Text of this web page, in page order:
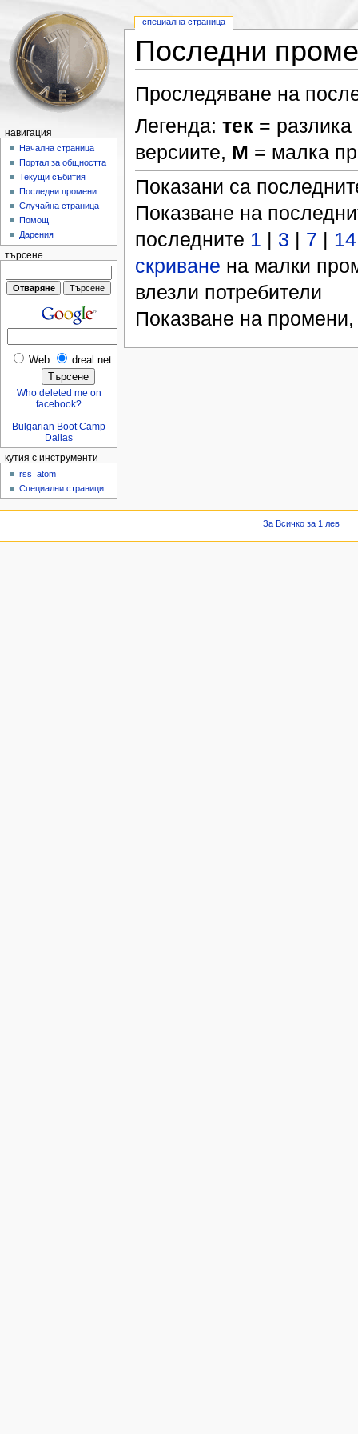
Последни
Проследяване на
Легенда: тек= разлика
версиите, М = малка
Показани са
Показване на
последните 1 | 3 | 7 | 14
скриване на малки
влезли потребители
Показване на
специална страница
навигация
Начална страница
Портал за общността
Текущи събития
Последни промени
Случайна страница
Помощ
Дарения
търсене
Web dreal.net
Who deleted me on
facebook?
Bulgarian Boot Camp
Dallas
кутия с инструменти
rss
atom
Специални страници
За Всичко за 1 лев